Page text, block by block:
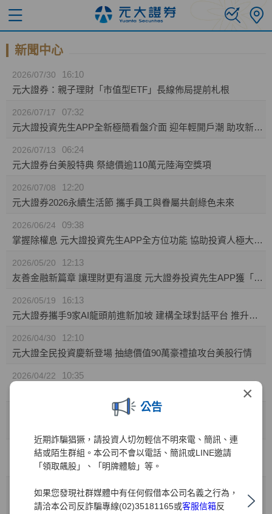
×
公告
近期詐騙猖獗，請投資人切勿輕信不明來電、簡訊、連
結或陌生群組。本公司不會以電話、簡訊或LINE邀請
「領取飆股」、「明牌體驗」等。
如果您發現社群媒體中有任何假借本公司名義之行為，
請洽本公司反詐騙專線(02)35181165或客服信箱反
新聞中心
2026/07/30
16:10
元大證券：親子理財「市值型ETF」長線佈局提前札根
2026/07/17
07:32
元大證投資先生APP全新極簡看盤介面 迎年輕開戶潮 助攻新生代投資人效率布局
2026/07/13
06:24
元大證券台美股特典 祭總價逾110萬元陸海空獎項
2026/07/08
12:20
元大證券2026永續生活節 攜手員工與眷屬共創綠色未來
2026/06/24
09:38
掌握除權息 元大證投資先生APP全方位功能 協助投資人極大化資產效益
2026/05/20
12:13
友善金融新篇章 讓理財更有溫度 元大證券投資先生APP獲「無障礙認證」
2026/05/19
16:13
元大證券攜手9家AI龍頭前進新加坡 建構全球對話平台 推升台灣AI價值鏈國際能見度
2026/04/30
12:10
元大證全民投資慶新登場 抽總價值90萬豪禮搶攻台美股行情
2026/04/22
10:35
2026/03/31
10:41
2026/03/27
10:41
金融科技與服務雙引擎 元大證券勇奪財訊六大獎、締造十一連霸